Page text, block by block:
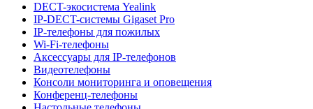
DECT-экосистема Yealink
IP-DECT-системы Gigaset Pro
IP-телефоны для пожилых
Wi-Fi-телефоны
Аксессуары для IP-телефонов
Видеотелефоны
Консоли мониторинга и оповещения
Конференц-телефоны